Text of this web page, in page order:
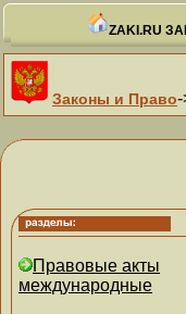
ZAKI.RU
Законы и Право-
Правовые акты
международные